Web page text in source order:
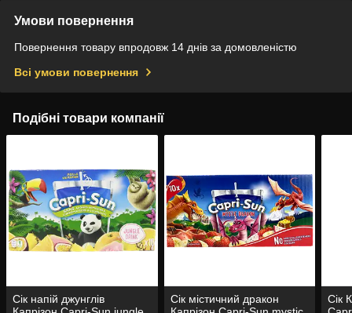
Умови повернення
Повернення товару впродовж 14 днів за домовленістю
Всі умови повернення
Подібні товари компанії
Сік напій джунглів
Сік містичний дракон
Сік